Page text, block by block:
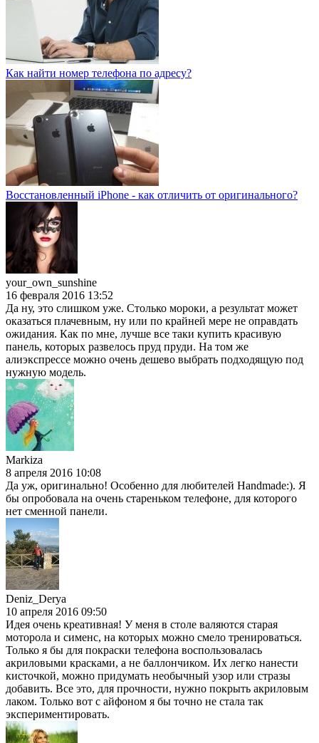
Как найти номер телефона по адресу?
Восстановленный iPhone - как отличить от оригинального?
your_own_sunshine
16 февраля 2016 13:52
Да ну, это слишком уже. Столько мороки, а результат может
оказаться плачевным, ну или по крайней мере не оправдать
ожидания. Как по мне, лучше все таки купить красивую
панель, которых развелось пруд пруди. На том же
алиэкспрессе можно очень дешево выбрать подходящую под
нужную модель.
Markiza
8 апреля 2016 10:08
Да уж, оригинально! Особенно для любителей Handmade:). Я
бы опробовала на очень стареньком телефоне, для которого
нет сменной панели.
Deniz_Derya
10 апреля 2016 09:50
Идея очень креативная! У меня в столе валяются старая
моторола и сименс, на которых можно смело тренироваться.
Только я бы для покраски телефона воспользовалась
акриловыми красками, а не баллончиком. Их легко нанести
кисточкой, можно придумать необычный узор или стразы
добавить. Все это, для прочности, нужно покрыть акриловым
лаком. Только вот с айфоном я бы точно не стала так
экспериментировать.